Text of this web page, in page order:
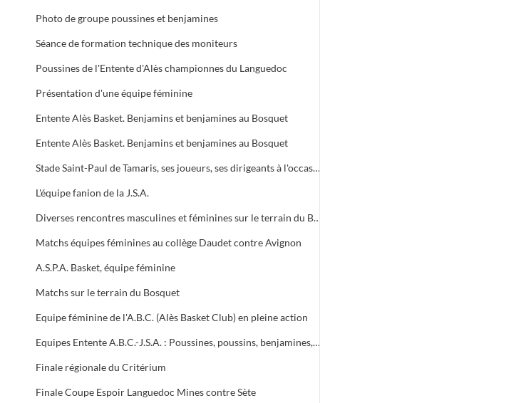
Photo de groupe poussines et benjamines
Séance de formation technique des moniteurs
Poussines de l'Entente d'Alès championnes du Languedoc
Présentation d'une équipe féminine
Entente Alès Basket. Benjamins et benjamines au Bosquet
Entente Alès Basket. Benjamins et benjamines au Bosquet
Stade Saint-Paul de Tamaris, ses joueurs, ses dirigeants à l'occasion du challenge souvenir " Messador "
L'équipe fanion de la J.S.A.
Diverses rencontres masculines et féminines sur le terrain du Bosquet
Matchs équipes féminines au collège Daudet contre Avignon
A.S.P.A. Basket, équipe féminine
Matchs sur le terrain du Bosquet
Equipe féminine de l'A.B.C. (Alès Basket Club) en pleine action
Equipes Entente A.B.C.-J.S.A. : Poussines, poussins, benjamines, benjamins
Finale régionale du Critérium
Finale Coupe Espoir Languedoc Mines contre Sète